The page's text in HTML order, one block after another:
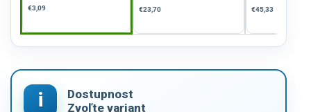
€3,09 €23,70 €45,33